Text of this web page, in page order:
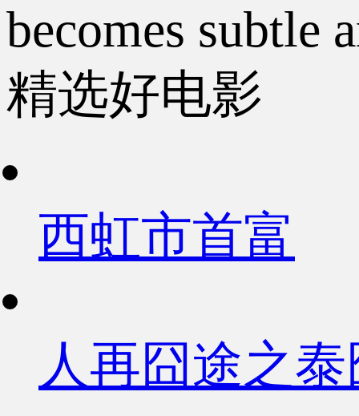
becomes subtle
精选好电影
西虹市首富
人再囧途之